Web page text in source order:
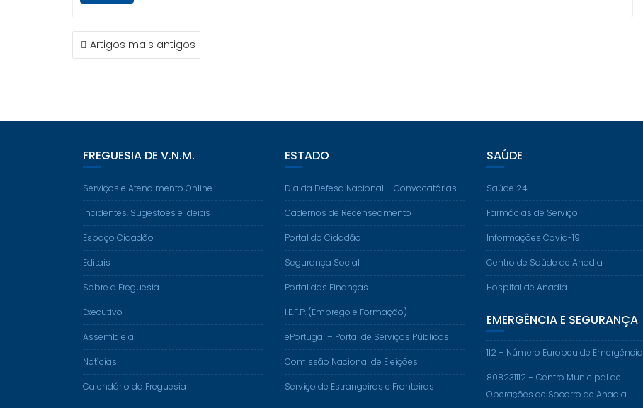
NAVEGAÇÃO
DEArtigos mais antigos
FREGUESIA DE V.N.M.
Serviços e Atendimento Online
Incidentes, Sugestões e Ideias
Espaço Cidadão
Editais
Sobre a Freguesia
Executivo
Assembleia
Notícias
Calendário da Freguesia
ESTADO
Dia da Defesa Nacional – Convocatórias
Cadernos de Recenseamento
Portal do Cidadão
Segurança Social
Portal das Finanças
I.E.F.P. (Emprego e Formação)
ePortugal – Portal de Serviços Públicos
Comissão Nacional de Eleições
Serviço de Estrangeiros e Fronteiras
SAÚDE
Saúde 24
Farmácias de Serviço
Informações Covid-19
Centro de Saúde de Anadia
Hospital de Anadia
EMERGÊNCIA E SEGURANÇA
112 – Número Europeu de Emergência
808231112 – Centro Municipal de
Operações de Socorro de Anadia